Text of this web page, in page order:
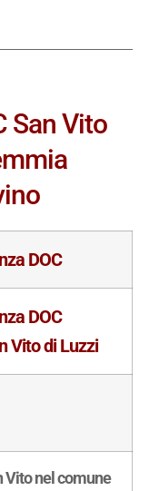
San Vito
DOC
DOC
Vito di Luzzi
Vito nel comune